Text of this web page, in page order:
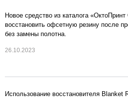
Новое средство из каталога
восстановить офсетную резину после
без замены полотна.
26.10.2023
Использование восстановителя Blanket